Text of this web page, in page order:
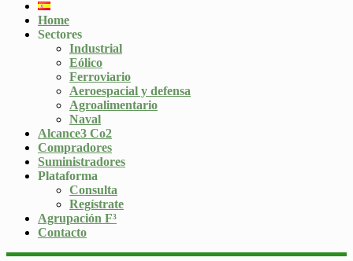
Home
Sectores
Industrial
Eólico
Ferroviario
Aeroespacial y defensa
Agroalimentario
Naval
Alcance3 Co2
Compradores
Suministradores
Plataforma
Consulta
Regístrate
Agrupación F³
Contacto